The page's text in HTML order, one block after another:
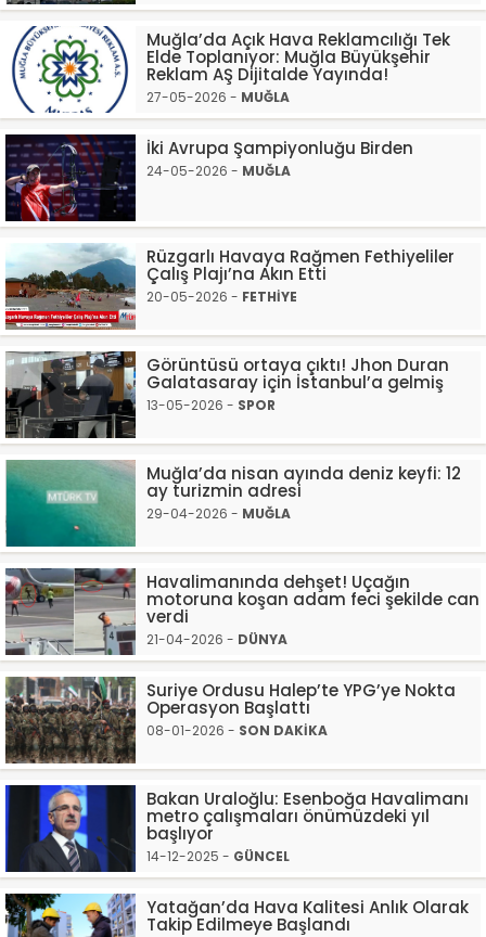
Muğla’da Açık Hava Reklamcılığı Tek
Elde Toplanıyor: Muğla Büyükşehir
Reklam AŞ Dijitalde Yayında!
27-05-2026 - MUĞLA
İki Avrupa Şampiyonluğu Birden
24-05-2026 - MUĞLA
Rüzgarlı Havaya Rağmen Fethiyeliler
Çalış Plajı’na Akın Etti
20-05-2026 - FETHİYE
Görüntüsü ortaya çıktı! Jhon Duran
Galatasaray için İstanbul’a gelmiş
13-05-2026 - SPOR
Muğla’da nisan ayında deniz keyfi: 12
ay turizmin adresi
29-04-2026 - MUĞLA
Havalimanında dehşet! Uçağın
motoruna koşan adam feci şekilde can
verdi
21-04-2026 - DÜNYA
Suriye Ordusu Halep’te YPG’ye Nokta
Operasyon Başlattı
08-01-2026 - SON DAKİKA
Bakan Uraloğlu: Esenboğa Havalimanı
metro çalışmaları önümüzdeki yıl
başlıyor
14-12-2025 - GÜNCEL
Yatağan’da Hava Kalitesi Anlık Olarak
Takip Edilmeye Başlandı